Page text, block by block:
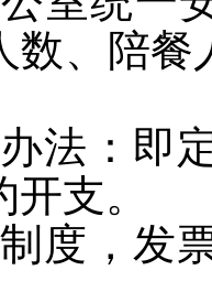
数、陪
法：即
支。
度，发